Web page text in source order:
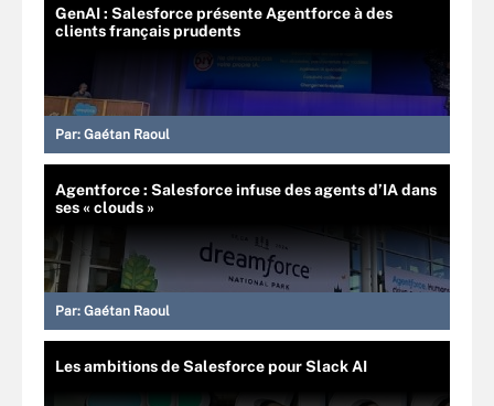
GenAI : Salesforce présente Agentforce à des
clients français prudents
Par: Gaétan Raoul
Agentforce : Salesforce infuse des agents d’IA dans
ses « clouds »
Par: Gaétan Raoul
Les ambitions de Salesforce pour Slack AI